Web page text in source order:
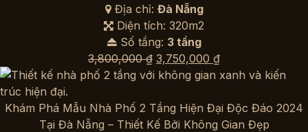
Địa chỉ: Đà Nẵng
Diện tích: 320m2
Số tầng: 3 tầng
3,800,000₫ Giá
gốc
3,800,000 ₫.
3,750,000 ₫Giá
hiện
là:
3,750,000 ₫.
Khám Phá Mẫu Nhà Phố 2 Tầng Hiện Đại Độc Đáo 2024
Tại Đà Nẵng – Thiết Kế Bởi Không Gian Đẹp